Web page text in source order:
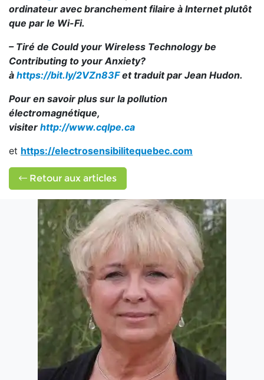
ordinateur avec branchement filaire à Internet plutôt
que par le Wi-Fi.
– Tiré de Could your Wireless Technology be
Contributing to your Anxiety?
à https://bit.ly/2VZn83Fet traduit par Jean Hudon.
Pour en savoir plus sur la pollution
électromagnétique,
visiter http://www.cqlpe.ca
et https://electrosensibilitequebec.com
Retour aux articles